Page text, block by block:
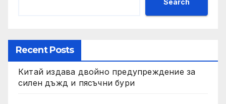
Search
Recent Posts
Китай издава двойно предупреждение за
силен дъжд и пясъчни бури